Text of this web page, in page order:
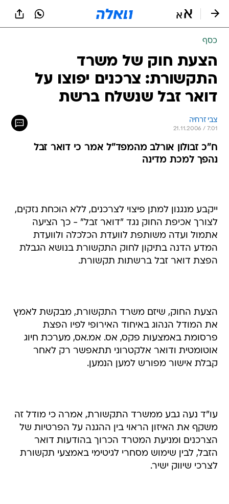
כסף
הצעת חוק של משרד
התקשורת: צרכנים יפוצו על
דואר זבל שנשלח ברשת
צבי זרחיה
21.11.2006 / 7:01
ח"כ זבולון אורלב מהמפד"ל אמר כי דואר זבל
נהפך למכת מדינה
ייקבע מנגנון למתן פיצוי לצרכנים, ללא הוכחת נזקים,
לצורך אכיפת החוק נגד "דואר זבל" - כך הציעה
אתמול ועדה משותפת לוועדת הכלכלה ולוועדת
המדע הדנה בתיקון לחוק התקשורת בנושא הגבלת
הפצת דואר זבל ברשתות תקשורת.
הצעת החוק, שיזם משרד התקשורת, מבקשת לאמץ
את המודל הנהוג באיחוד האירופי לפיו הפצת
פרסומת באמצעות פקס, אס. אמ.אס, מערכת חיוג
אוטומטית ודואר אלקטרוני תתאפשר רק לאחר
קבלת אישור מפורש למען הנמען.
עו"ד נעה גבע ממשרד התקשורת, אמרה כי מודל זה
משקף את האיזון הראוי בין ההגנה על הפרטיות של
הצרכנים ומניעת המטרד הכרוך בהודעות דואר
הזבל, לבין שימוש מסחרי לגיטימי באמצעי תקשורת
לצרכי שיווק ישיר.